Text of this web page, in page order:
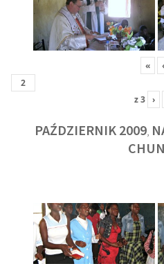
« ‹
z3 ›
PAŹDZIERNIK 2009,